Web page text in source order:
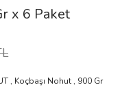
x 6 Paket
, Koçbaşı Nohut , 900 Gr